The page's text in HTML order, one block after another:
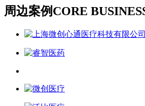
周边案例CORE